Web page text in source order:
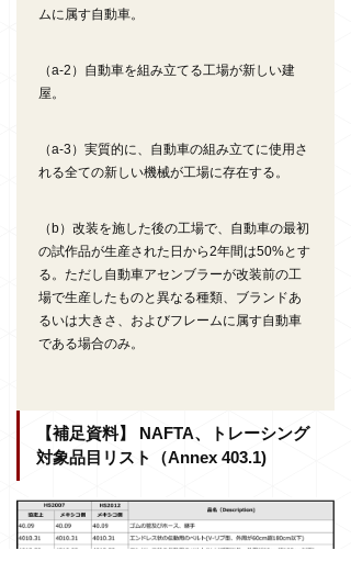
ムに属す自動車。
（a-2）自動車を組み立てる工場が新しい建
屋。
（a-3）実質的に、自動車の組み立てに使用さ
れる全ての新しい機械が工場に存在する。
（b）改装を施した後の工場で、自動車の最初
の試作品が生産された日から2年間は50%とす
る。ただし自動車アセンブラーが改装前の工
場で生産したものと異なる種類、ブランドあ
るいは大きさ、およびフレームに属す自動車
である場合のみ。
【補足資料】 NAFTA、トレーシング
対象品目リスト（Annex 403.1)